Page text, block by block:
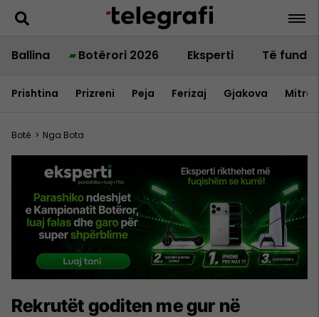
Ballina Botërori 2026 Eksperti Të fundit
Prishtina Prizreni Peja Ferizaj Gjakova
Botë > Nga Bota
Rekrutët goditen me gur në